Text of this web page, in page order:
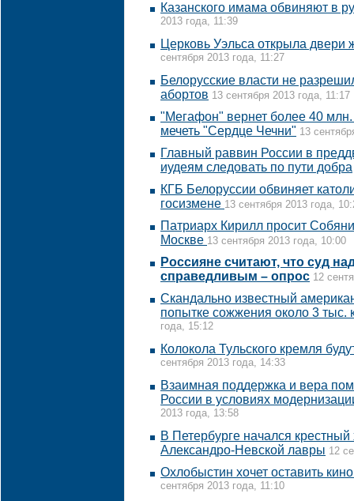
Казанского имама обвиняют в
2013 года, 11:39
Церковь Уэльса открыла
сентября 2013 года, 11:27
Белорусские власти не
абортов 13 сентября 2013 года, 11:17
"Мегафон" вернет более 40
мечеть "Сердце Чечни" 13
Главный раввин России в
иудеям следовать по пути добра
КГБ Белоруссии обвиняет
госизмене 13 сентября 2013 года,
Патриарх Кирилл просит
Москве 13 сентября 2013 года, 10:00
Россияне считают, что суд
справедливым – опрос 12
Скандально известный
попытке сожжения около 3 тыс.
года, 15:12
Колокола Тульского кремля
сентября 2013 года, 14:33
Взаимная поддержка и вера
России в условиях
2013 года, 13:58
В Петербурге начался
Александро-Невской лавры 12
Охлобыстин хочет оставить
сентября 2013 года, 11:10